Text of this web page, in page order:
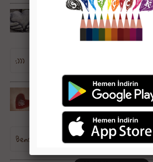
07
Eminezeynep - İstanbul
:)))
02 Ağustos
Eslem Ahmet - Greece
Bencede, arkadaşlarımızla iyi